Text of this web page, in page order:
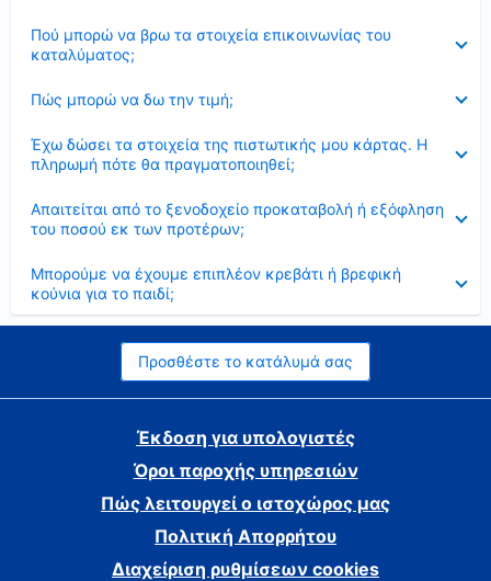
Πού μπορώ να βρω τα στοιχεία επικοινωνίας του
καταλύματος;
Πώς μπορώ να δω την τιμή;
Έχω δώσει τα στοιχεία της πιστωτικής μου κάρτας. Η
πληρωμή πότε θα πραγματοποιηθεί;
Απαιτείται από το ξενοδοχείο προκαταβολή ή εξόφληση
του ποσού εκ των προτέρων;
Μπορούμε να έχουμε επιπλέον κρεβάτι ή βρεφική
κούνια για το παιδί;
Προσθέστε το κατάλυμά σας
Έκδοση για υπολογιστές
Όροι παροχής υπηρεσιών
Πώς λειτουργεί ο ιστοχώρος μας
Πολιτική Απορρήτου
Διαχείριση ρυθμίσεων cookies